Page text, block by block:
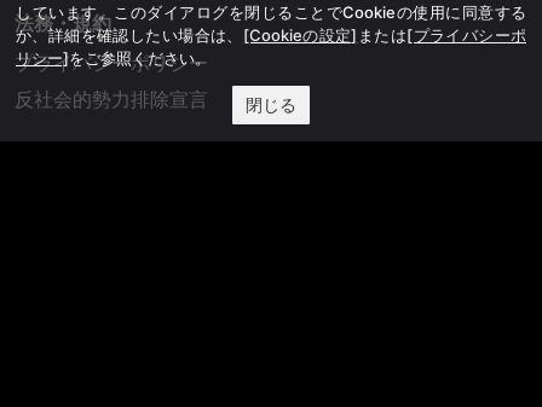
法務・規約
プライバシーポリシー
反社会的勢力排除宣言
しています。このダイアログを閉じることでCookieの使用に同意する
か、詳細を確認したい場合は、 [Cookieの設定] または[プライバシーポ
リシー]をご参照ください。
閉じる